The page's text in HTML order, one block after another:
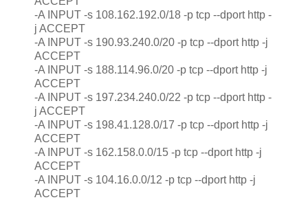
-A INPUT -s 108.162.192.0/18 -p tcp --dport http -
j ACCEPT
-A INPUT -s 190.93.240.0/20 -p tcp --dport http -j
ACCEPT
-A INPUT -s 188.114.96.0/20 -p tcp --dport http -j
ACCEPT
-A INPUT -s 197.234.240.0/22 -p tcp --dport http -
j ACCEPT
-A INPUT -s 198.41.128.0/17 -p tcp --dport http -j
ACCEPT
-A INPUT -s 162.158.0.0/15 -p tcp --dport http -j
ACCEPT
-A INPUT -s 104.16.0.0/12 -p tcp --dport http -j
ACCEPT